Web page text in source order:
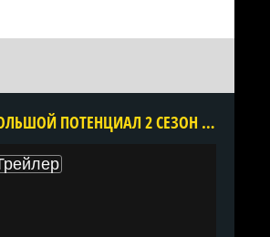
CМОТРЕТЬ БОЛЬШОЙ ПОТЕНЦИАЛ 2 СЕЗОН ОНЛАЙН В ХОРОШЕМ КАЧЕСТВЕ ВСЕ СЕРИИ ПОДРЯД БЕСПЛАТНО